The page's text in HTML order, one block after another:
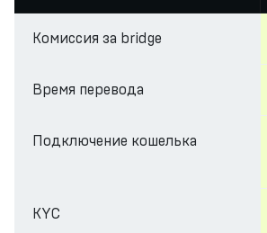
Комиссия за bridge
Время перевода
Подключение кошелька
KYC